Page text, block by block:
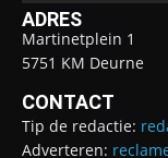
ADRES
Martinetplein 1
5751 KM Deurne
CONTACT
Tip de redactie:
Adverteren: